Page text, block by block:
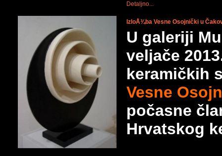
Detaljno...
IzloÅ¾ba Vesne Osojnički u
U galeriji
veljače
keramičkih
Vesne
počasne
Hrvatskog